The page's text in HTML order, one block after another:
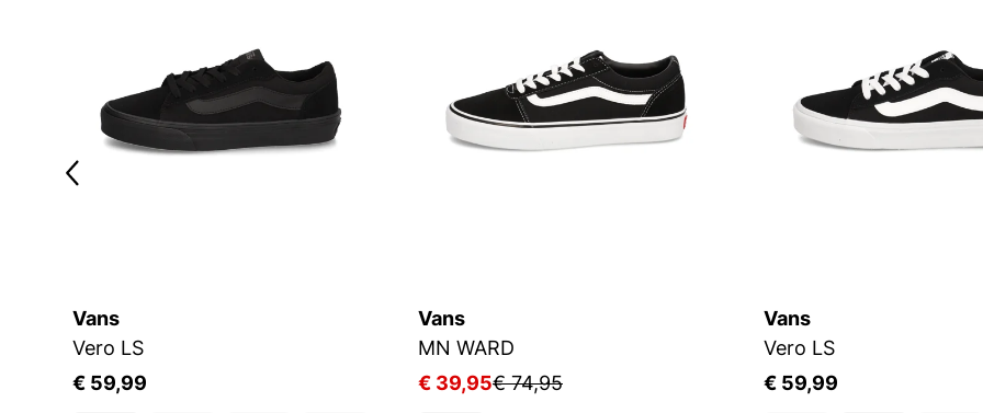
Vans
Vero LS
€ 59,99
Vans
MN WARD
€ 39,95€ 74,95
Vans
Vero LS
€ 59,99